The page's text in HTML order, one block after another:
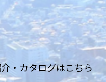
・カタログはこちら